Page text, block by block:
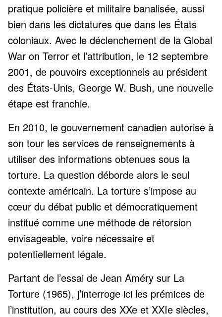
pratique policière et militaire banalisée, aussi
bien dans les dictatures que dans les États
coloniaux. Avec le déclenchement de la Global
War on Terror et l’attribution, le 12 septembre
2001, de pouvoirs exceptionnels au président
des États-Unis, George W. Bush, une nouvelle
étape est franchie.
En 2010, le gouvernement canadien autorise à
son tour les services de renseignements à
utiliser des informations obtenues sous la
torture. La question déborde alors le seul
contexte américain. La torture s’impose au
cœur du débat public et démocratiquement
institué comme une méthode de rétorsion
envisageable, voire nécessaire et
potentiellement légale.
Partant de l’essai de Jean Améry sur La
Torture (1965), j’interroge ici les prémices de
l’institution, au cours des XXe et XXIe siècles,